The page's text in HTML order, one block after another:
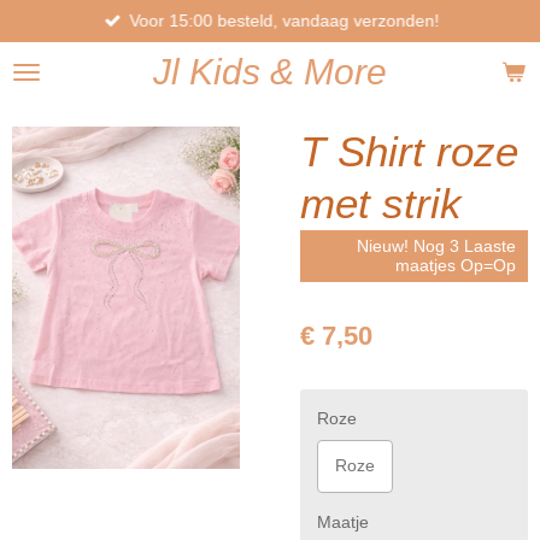
direct
naar
hoofdinhoud
JlKids & More
Voor 15:00 besteld, vandaag verzonden!
T Shirt roze
met strik
Nieuw! Nog 3 Laaste
maatjes Op=Op
€ 7,50
Roze
Roze
Maatje